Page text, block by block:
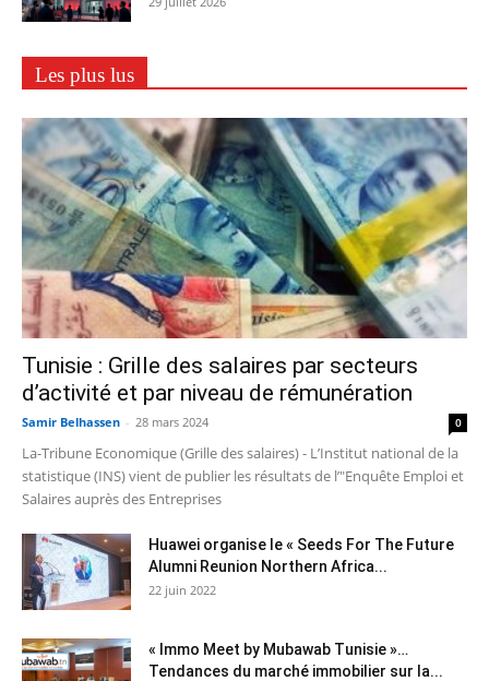
Les plus lus
Tunisie : Grille des salaires par secteurs
d’activité et par niveau de rémunération
Samir Belhassen - 28 mars 2024 0
La-Tribune Economique (Grille des salaires) - L’Institut national de la
statistique (INS) vient de publier les résultats de l’"Enquête Emploi et
Salaires auprès des Entreprises
Huawei organise le « Seeds For The Future
Alumni Reunion Northern Africa...
22 juin 2022
« Immo Meet by Mubawab Tunisie »…
Tendances du marché immobilier sur la...